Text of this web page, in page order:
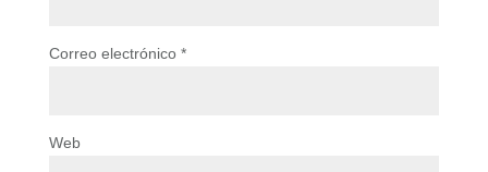
Correo electrónico *
Web